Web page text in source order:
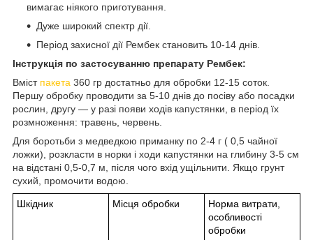
вимагає ніякого приготування.
Дуже широкий спектр дії.
Період захисної дії Рембек становить 10-14 днів.
Інструкція по застосуванню препарату Рембек:
Вміст пакета 360 гр достатньо для обробки 12-15 соток.
Першу обробку проводити за 5-10 днів до посіву або посадки
рослин, другу ― у разі появи ходів капустянки, в період їх
розмноження: травень, червень.
Для боротьби з медведкою приманку по 2-4 г ( 0,5 чайної
ложки), розкласти в норки і ходи капустянки на глибину 3-5 см
на відстані 0,5-0,7 м, після чого вхід ущільнити. Якщо грунт
сухий, промочити водою.
Шкідник Місця обробки
Норма витрати,
особливості
обробки